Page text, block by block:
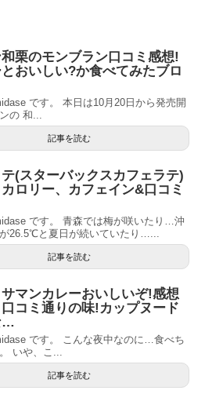
栗のモンブラン口コミ感想!
おいしい?か食べてみたブロ
です。 本日は10月20日から発売開
の 和...
記事を読む
(スターバックスカフェラテ)
ロリー、カフェイン&口コミ
です。 青森では梅が咲いたり…沖
26.5℃と夏日が続いていたり…...
記事を読む
サマンカレーおいしいぞ!感想
コミ通りの味!カップヌード
…
です。 こんな夜中なのに…食べち
いや、こ...
記事を読む